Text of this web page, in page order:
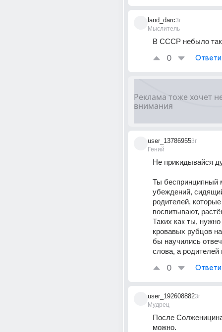
land_darc
Мыслитель
3г
В СССР небыло
0
user_13786955
Гений
3г
Не прикидывайся
Ты беспринципный
убеждений,
родителей,
воспитывают,
Таких как ты,
кровавых рубцов
бы научились
слова, а родителей
0
user_192608882
Мудрец
3г
После
можно.